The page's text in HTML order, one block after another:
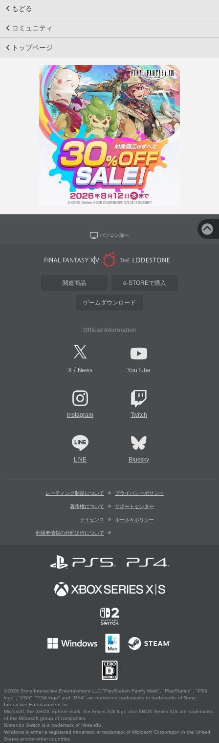
もどる
コミュニティ
トップページ
パソコン版へ
関連商品 e-STOREで購入
ゲームダウンロード
Official Information
X/ News YouTube
Instagram Twitch
LINE Bluesky
レーティング制度について プライバシーポリシー
著作権について サポートセンター
ライセンス ルール＆ポリシー
利用者情報の外部送信について
©2026 Sony Interactive Entertainment LLC."PlayStation Family Mark", "PlayStation", "PS5
logo", "PS5", "PS4 logo" and "PS4" are registered trademarks or trademarks of Sony
Interactive Entertainment Inc.
Microsoft, the XBOX Sphere mark, the Series X|S logo and XBOX Series X|S are trademarks
of the Microsoft group of companies.
Nintendo Switch is a trademark of Nintendo.
Windows is either a registered trademark or trademark of Microsoft Corporation in the United
States and/or other countries.